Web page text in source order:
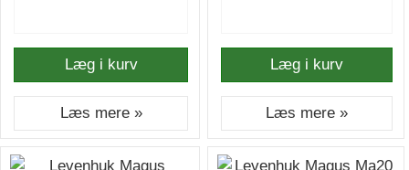
Læg i kurv
Læs mere »
Læg i kurv
Læs mere »